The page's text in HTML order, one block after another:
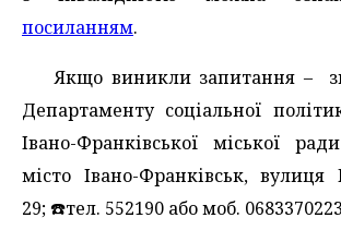
посиланням.
Якщо виникли запитання –
Департаменту соціальної
Івано-Франківської міської
місто Івано-Франківськ, вулиця
29; ☎️тел. 552190 або моб.